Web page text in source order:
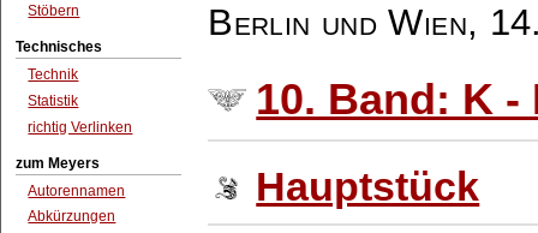
Stöbern
Technisches
Technik
Statistik
richtig Verlinken
zum Meyers
Autorennamen
Abkürzungen
Berlin und Wien,
10. Band: K
Hauptstück